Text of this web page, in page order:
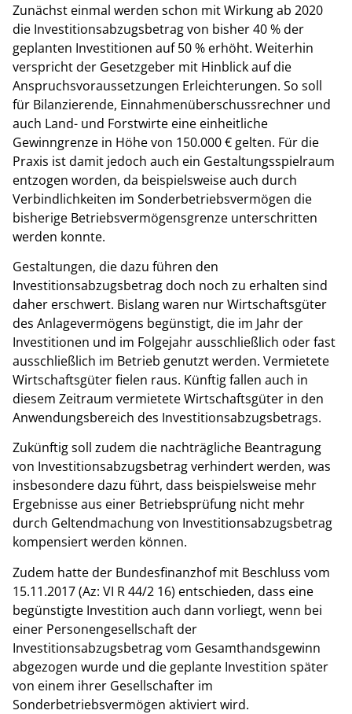
Zunächst einmal werden schon mit Wirkung ab 2020
die Investitionsabzugsbetrag von bisher 40 % der
geplanten Investitionen auf 50 % erhöht. Weiterhin
verspricht der Gesetzgeber mit Hinblick auf die
Anspruchsvoraussetzungen Erleichterungen. So soll
für Bilanzierende, Einnahmenüberschussrechner und
auch Land- und Forstwirte eine einheitliche
Gewinngrenze in Höhe von 150.000 € gelten. Für die
Praxis ist damit jedoch auch ein Gestaltungsspielraum
entzogen worden, da beispielsweise auch durch
Verbindlichkeiten im Sonderbetriebsvermögen die
bisherige Betriebsvermögensgrenze unterschritten
werden konnte.
Gestaltungen, die dazu führen den
Investitionsabzugsbetrag doch noch zu erhalten sind
daher erschwert. Bislang waren nur Wirtschaftsgüter
des Anlagevermögens begünstigt, die im Jahr der
Investitionen und im Folgejahr ausschließlich oder fast
ausschließlich im Betrieb genutzt werden. Vermietete
Wirtschaftsgüter fielen raus. Künftig fallen auch in
diesem Zeitraum vermietete Wirtschaftsgüter in den
Anwendungsbereich des Investitionsabzugsbetrags.
Zukünftig soll zudem die nachträgliche Beantragung
von Investitionsabzugsbetrag verhindert werden, was
insbesondere dazu führt, dass beispielsweise mehr
Ergebnisse aus einer Betriebsprüfung nicht mehr
durch Geltendmachung von Investitionsabzugsbetrag
kompensiert werden können.
Zudem hatte der Bundesfinanzhof mit Beschluss vom
15.11.2017 (Az: VI R 44/2 16) entschieden, dass eine
begünstigte Investition auch dann vorliegt, wenn bei
einer Personengesellschaft der
Investitionsabzugsbetrag vom Gesamthandsgewinn
abgezogen wurde und die geplante Investition später
von einem ihrer Gesellschafter im
Sonderbetriebsvermögen aktiviert wird.